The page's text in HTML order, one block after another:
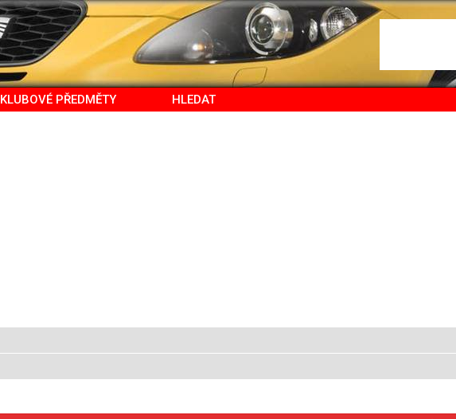
KLUBOVÉ PŘEDMĚTY HLEDAT